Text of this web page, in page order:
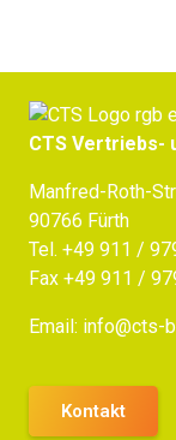
CTS Vertriebs-
Manfred-Roth-
90766 Fürth
Tel. +49 911 /
Fax +49 911 /
Email: info@cts-
Kontakt